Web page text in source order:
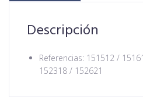
Descripción
Referencias: 151512 /
152318 / 152621